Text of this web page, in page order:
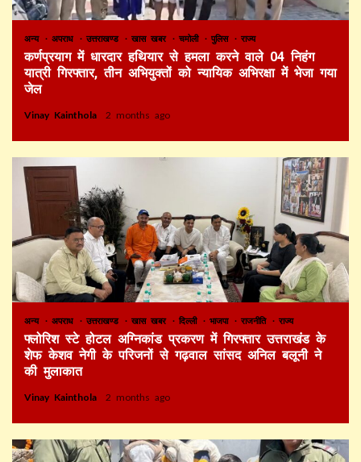
अन्य अपराध उत्तराखण्ड खास खबर चमोली पुलिस राज्य
कर्णप्रयाग में धारदार हथियार से हमला करने वाले 04 निहंग
यात्री गिरफ्तार, तीन अभियुक्तों को न्यायिक अभिरक्षा में भेजा गया
जेल
Vinay Kainthola 2 months ago
अन्य अपराध उत्तराखण्ड खास खबर दिल्ली भाजपा राजनीति राज्य
फ्लोरिश स्टे होटल अग्निकांड प्रकरण में गिरफ्तार उत्तराखंड के
शेफ केशव नेगी के परिजनों से गढ़वाल सांसद अनिल बलूनी ने
की मुलाकात
Vinay Kainthola 2 months ago